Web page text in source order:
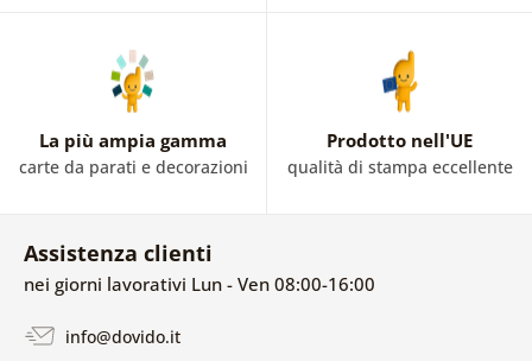
La più ampia gamma
carte da parati e decorazioni
Prodotto nell'UE
qualità di stampa eccellente
Assistenza clienti
nei giorni lavorativi Lun - Ven 08:00-16:00
info@dovido.it